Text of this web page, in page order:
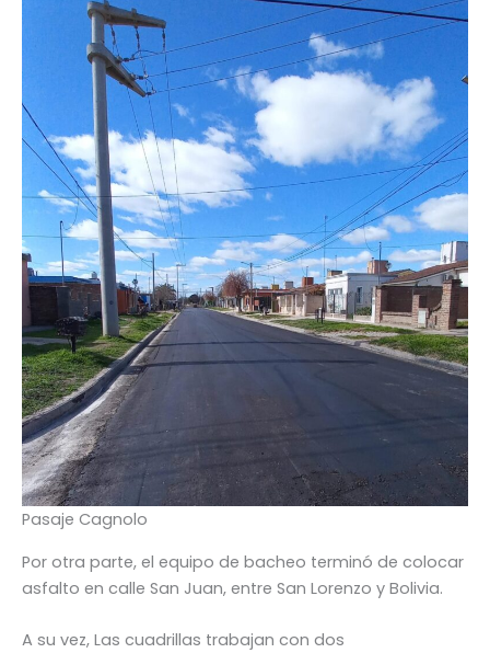
Pasaje Cagnolo
Por otra parte, el equipo de bacheo terminó de colocar
asfalto en calle San Juan, entre San Lorenzo y Bolivia.
A su vez, Las cuadrillas trabajan con dos